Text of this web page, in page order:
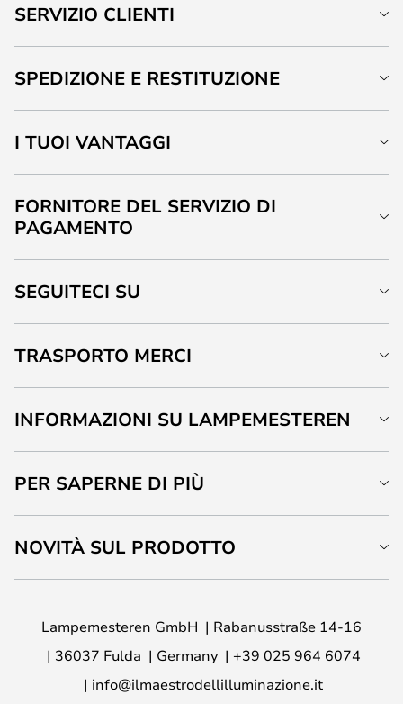
SERVIZIO CLIENTI
SPEDIZIONE E RESTITUZIONE
I TUOI VANTAGGI
FORNITORE DEL SERVIZIO DI
PAGAMENTO
SEGUITECI SU
TRASPORTO MERCI
INFORMAZIONI SU LAMPEMESTEREN
PER SAPERNE DI PIÙ
NOVITÀ SUL PRODOTTO
Lampemesteren GmbH
Rabanusstraße 14-16
36037 Fulda
Germany
+39 025 964 6074
info@ilmaestrodellilluminazione.it